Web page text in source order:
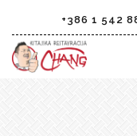
+386 1 542